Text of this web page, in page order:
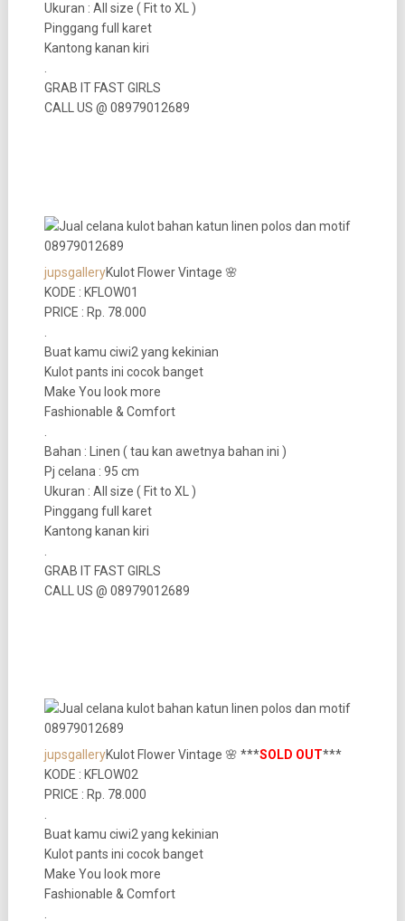
Ukuran : All size ( Fit to XL )
Pinggang full karet
Kantong kanan kiri
.
GRAB IT FAST GIRLS
CALL US @ 08979012689
jupsgalleryKulot Flower Vintage 🌸
KODE : KFLOW01
PRICE : Rp. 78.000
Buat kamu ciwi2 yang kekinian
Kulot pants ini cocok banget
Make You look more
Fashionable & Comfort
Bahan : Linen ( tau kan awetnya bahan ini )
Pj celana : 95 cm
Ukuran : All size ( Fit to XL )
Pinggang full karet
Kantong kanan kiri
GRAB IT FAST GIRLS
CALL US @ 08979012689
jupsgalleryKulot Flower Vintage 🌸 ***SOLD OUT***
KODE : KFLOW02
PRICE : Rp. 78.000
Buat kamu ciwi2 yang kekinian
Kulot pants ini cocok banget
Make You look more
Fashionable & Comfort